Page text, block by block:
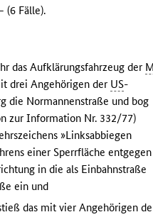
(6 Fälle).
das Aufklärungsfahrzeug der
drei Angehörigen der US-
die Normannenstraße und bog
zur Information Nr. 332/77)
»Linksabbiegen
einer Sperrfläche entgegen
in die als Einbahnstraße
ein und
das mit vier Angehörigen